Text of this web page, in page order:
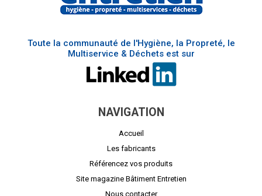
Toute la communauté de l'Hygiène, la Propreté, le
Multiservice & Déchets est sur
NAVIGATION
Accueil
Les fabricants
Référencez vos produits
Site magazine Bâtiment Entretien
Nous contacter